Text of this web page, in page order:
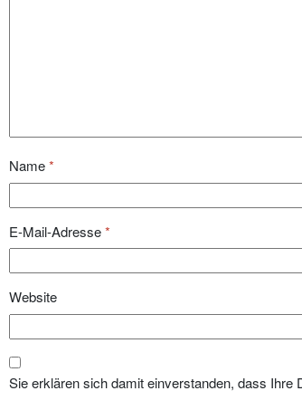
Name*
E-Mail-Adresse*
Website
Sie erklären sich damit einverstanden, dass Ihre